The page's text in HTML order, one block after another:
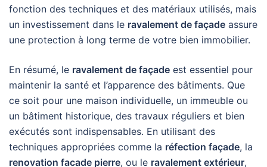
fonction des techniques et des matériaux utilisés, mais
un investissement dans le ravalement de façade assure
une protection à long terme de votre bien immobilier.
En résumé, le ravalement de façade est essentiel pour
maintenir la santé et l’apparence des bâtiments. Que
ce soit pour une maison individuelle, un immeuble ou
un bâtiment historique, des travaux réguliers et bien
exécutés sont indispensables. En utilisant des
techniques appropriées comme la réfection façade, la
renovation facade pierre, ou le ravalement extérieur,